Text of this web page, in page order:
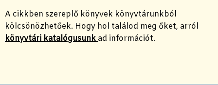
A cikkben szereplő könyvek könyvtárunkból
kölcsönözhetőek. Hogy hol találod meg őket, arról
könyvtári katalógusunk ad információt.